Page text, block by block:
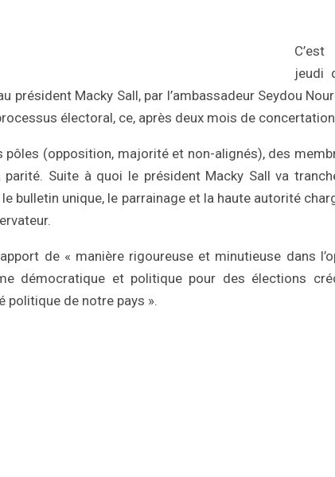
jeudi
Macky Sall, par l’ambassadeur Seydou
électoral, ce, après deux mois de
pôles (opposition, majorité et non-alignés), des
Suite à quoi le président Macky Sall va
bulletin unique, le parrainage et la haute autorité
de « manière rigoureuse et minutieuse dans
démocratique et politique pour des élections
politique de notre pays ».